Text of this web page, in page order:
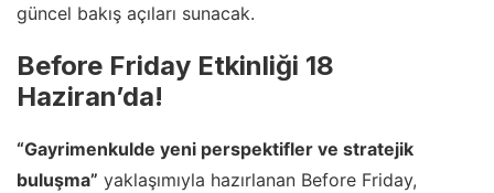
güncel bakış açıları sunacak.
Before Friday Etkinliği 18
Haziran’da!
“Gayrimenkulde yeni perspektifler ve stratejik
buluşma” yaklaşımıyla hazırlanan Before Friday,